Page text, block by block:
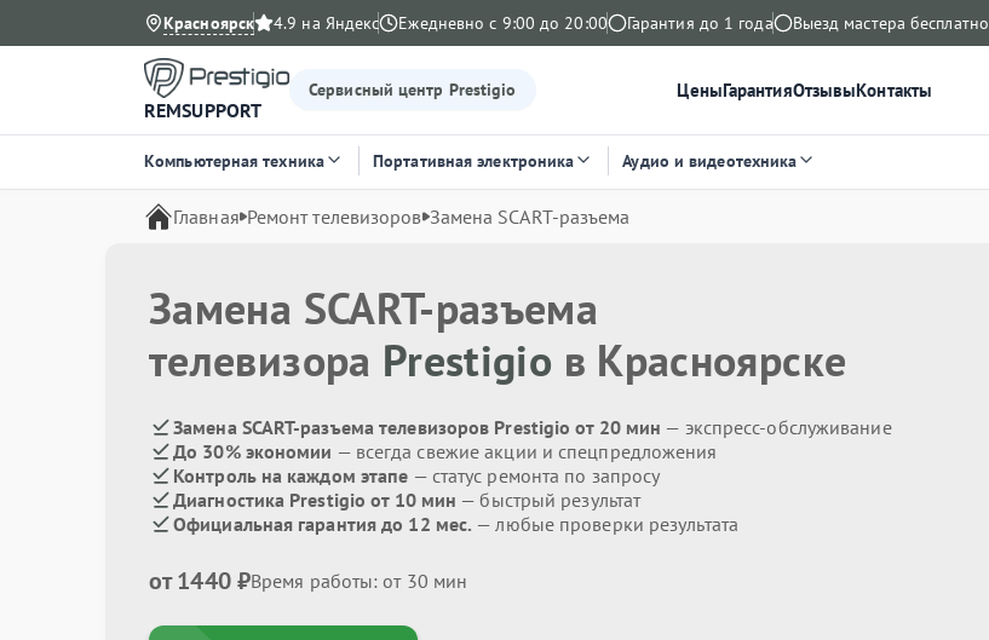
Красноярск 4.9 на Яндекс Ежедневно с 9:00 до 20:00 Гарантия до 1 года Выезд мастера бесплатно
REMSUPPORT
Сервисный центр Prestigio ЦеныГарантияОтзывыКонтакты
Компьютерная техника Портативная электроника Аудио и видеотехника
Главная Ремонт телевизоров Замена SCART-разъема
Замена SCART-разъема
телевизора Prestigio в Красноярске
Замена SCART-разъема телевизоров Prestigio от 20 мин — экспресс-обслуживание
До 30% экономии — всегда свежие акции и спецпредложения
Контроль на каждом этапе — статус ремонта по запросу
Диагностика Prestigio от 10 мин — быстрый результат
Официальная гарантия до 12 мес. — любые проверки результата
от 1440 ₽Время работы: от 30 мин